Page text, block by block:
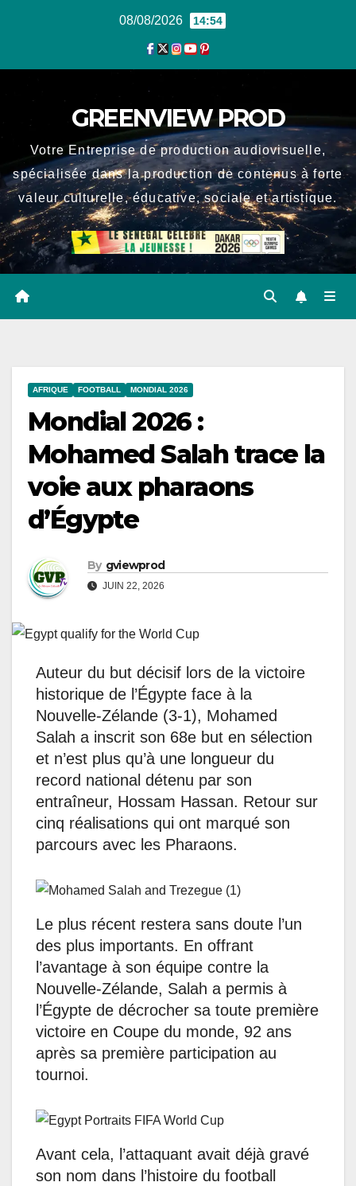
08/08/2026 14:54
GREENVIEW PROD
Votre Entreprise de production audiovisuelle,
spécialisée dans la production de contenus à forte
valeur culturelle, éducative, sociale et artistique.
AFRIQUE FOOTBALL MONDIAL 2026
Mondial 2026 :
Mohamed Salah trace la
voie aux pharaons
d’Égypte
By gviewprod
JUIN 22, 2026
Auteur du but décisif lors de la victoire
historique de l’Égypte face à la
Nouvelle-Zélande (3-1), Mohamed
Salah a inscrit son 68e but en sélection
et n’est plus qu’à une longueur du
record national détenu par son
entraîneur, Hossam Hassan. Retour sur
cinq réalisations qui ont marqué son
parcours avec les Pharaons.
Le plus récent restera sans doute l’un
des plus importants. En offrant
l’avantage à son équipe contre la
Nouvelle-Zélande, Salah a permis à
l’Égypte de décrocher sa toute première
victoire en Coupe du monde, 92 ans
après sa première participation au
tournoi.
Avant cela, l’attaquant avait déjà gravé
son nom dans l’histoire du football